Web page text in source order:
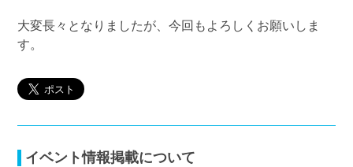
大変長々となりましたが、今回もよろしくお願いしま
す。
イベント情報掲載について